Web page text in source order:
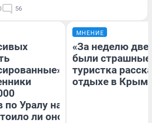
56
Уралу на
ли оно
МНЕНИЕ
«За неделю две
были
туристка
отдыхе в